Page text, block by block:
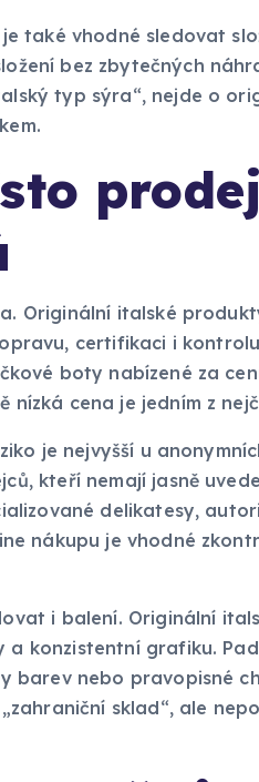
také vhodné sledovat
bez zbytečných
typ sýra“, nejde o
Originální italské
certifikaci i
boty nabízené za
nízká cena je jedním z
je nejvyšší u
kteří nemají jasně
delikatesy,
nákupu je vhodné
i balení. Originální
a konzistentní grafiku.
barev nebo pravopisné
sklad“, ale